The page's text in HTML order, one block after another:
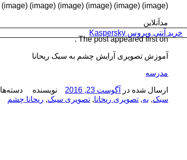
خرید آنتی ویروس Kaspersky
(image) (image) (image) (image) (image) (image) (image) (image) (image)
مدآنلاین
The post appeared first on .
آموزش تصویری آرایش چشم به سبک ریحانا
مدرسه
ارسال شده در آگوست 23, 2016 نویسنده دسته‌ها
سبک, به, تصویری ریحانا, تصویری سبک, ریحانا چشم